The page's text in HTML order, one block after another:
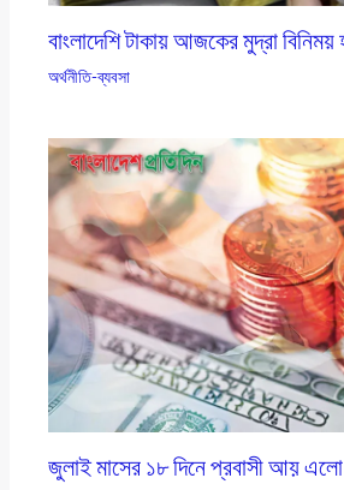
বাংলাদেশি টাকায় আজকের মুদ্রা বিনিময়
অর্থনীতি-ব্যবসা
জুলাই মাসের ১৮ দিনে প্রবাসী আয়